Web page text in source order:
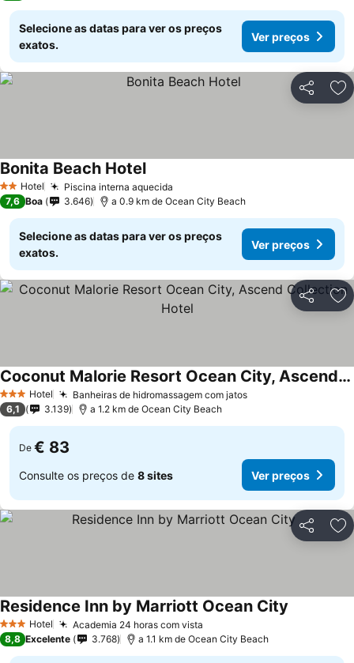
Selecione as datas para ver os preços
exatos.
Ver preços
Partilhar
2 Estrelas
Hotel Piscina interna aquecida
Bonita Beach HotelVer preços
7,6 Boa 3.646 a 0.9 km de Ocean City Beach
Selecione as datas para ver os preços
exatos.
Ver preços
Partilhar
3 EstrelasHotel Banheiras de hidromassagem com jatosVer preços
Coconut Malorie Resort Ocean City, Ascend Collection Hotel
Ver preços
6,1 3.139 a 1.2 km de Ocean City Beach
De € 83
Consulte os preços de 8 sites Ver preços
Partilhar
3 EstrelasHotel Academia 24 horas com vista
Residence Inn by Marriott Ocean City
8,8 Excelente 3.768 a 1.1 km de Ocean City Beach